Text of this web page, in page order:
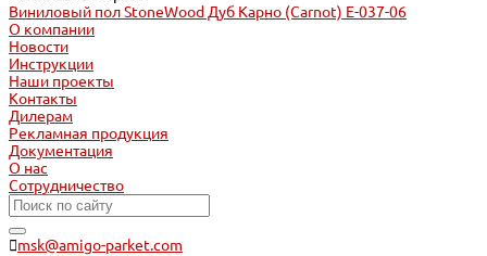
Виниловый пол StoneWood Дуб Карно (Carnot) E-037-06
О компании
Новости
Инструкции
Наши проекты
Контакты
Дилерам
Рекламная продукция
Документация
О нас
Сотрудничество
msk@amigo-parket.com